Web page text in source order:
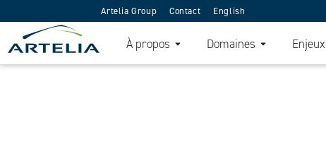
Artelia Group Contact English
À propos Domaines Enjeux